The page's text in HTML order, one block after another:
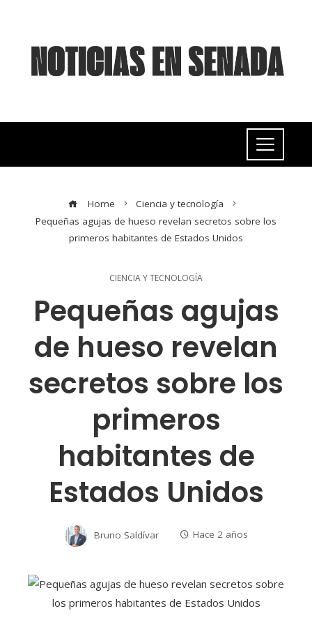
Home
Ciencia y tecnología
Pequeñas agujas de hueso revelan secretos sobre los
primeros habitantes de Estados Unidos
CIENCIA Y TECNOLOGÍA
Pequeñas agujas
de hueso revelan
secretos sobre los
primeros
habitantes de
Estados Unidos
Bruno Saldívar Hace 2 años